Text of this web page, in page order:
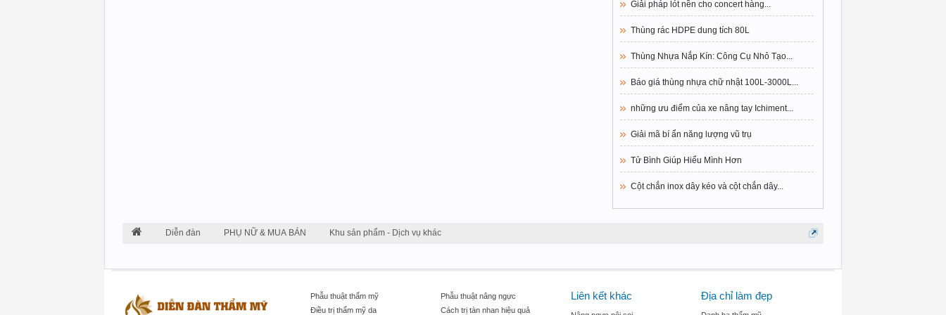
Giải pháp lót nền cho concert hàng...
Thùng rác HDPE dung tích 80L
Thùng Nhựa Nắp Kín: Công Cụ Nhỏ Tạo...
Báo giá thùng nhựa chữ nhật 100L-3000L...
những ưu điểm của xe nâng tay Ichiment...
Giải mã bí ẩn năng lượng vũ trụ
Tử Bình Giúp Hiểu Mình Hơn
Cột chắn inox dây kéo và cột chắn dây...
Diễn đàn PHỤ NỮ & MUA BÁN Khu sản phẩm - Dịch vụ khác
Phẫu thuật thẩm mỹ
Điều trị thẩm mỹ da
Phẫu thuật nâng ngực
Cách trị tàn nhan hiệu quả
Liên kết khác Địa chỉ làm đẹp